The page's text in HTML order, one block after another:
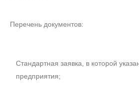
Перечень документов:
Стандартная заявка, в которой
предприятия;